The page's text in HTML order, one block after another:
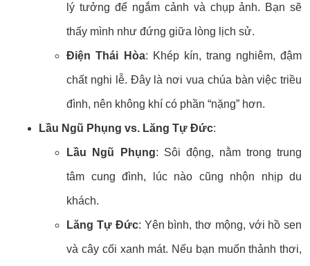
lý tưởng để ngắm cảnh và chụp ảnh. Bạn sẽ
thấy mình như đứng giữa lòng lịch sử.
Điện Thái Hòa: Khép kín, trang nghiêm, đậm
chất nghi lễ. Đây là nơi vua chúa bàn việc triều
đình, nên không khí có phần “nặng” hơn.
Lầu Ngũ Phụng vs. Lăng Tự Đức:
Lầu Ngũ Phụng: Sôi động, nằm trong trung
tâm cung đình, lúc nào cũng nhộn nhịp du
khách.
Lăng Tự Đức: Yên bình, thơ mộng, với hồ sen
và cây cối xanh mát. Nếu bạn muốn thảnh thơi,